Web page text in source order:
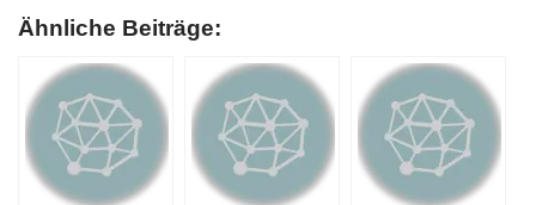
Ähnliche Beiträge: